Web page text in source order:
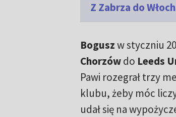
Z Zabrza do
Boguszw styczniu
Chorzówdo Leeds
Pawi rozegrał trzy
klubu, żeby móc
udał się na